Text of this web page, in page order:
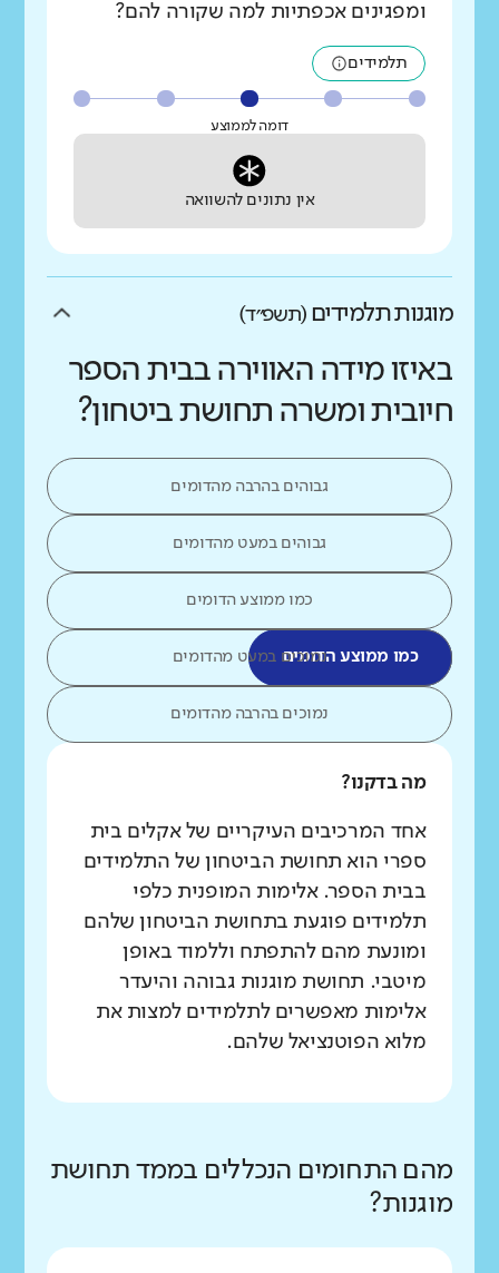
ומפגינים אכפתיות למה שקורה להם?
תלמידים
דומה לממוצע
אין נתונים להשוואה
מוגנות תלמידים (תשפ״ד)
באיזו מידה האווירה בבית הספר
חיובית ומשרה תחושת ביטחון?
גבוהים בהרבה מהדומים
גבוהים במעט מהדומים
כמו ממוצע הדומים
כמו ממוצע הדומיםנמוכים במעט מהדומים
נמוכים בהרבה מהדומים
מה בדקנו?
אחד המרכיבים העיקריים של אקלים בית
ספרי הוא תחושת הביטחון של התלמידים
בבית הספר. אלימות המופנית כלפי
תלמידים פוגעת בתחושת הביטחון שלהם
ומונעת מהם להתפתח וללמוד באופן
מיטבי. תחושת מוגנות גבוהה והיעדר
אלימות מאפשרים לתלמידים למצות את
מלוא הפוטנציאל שלהם.
מהם התחומים הנכללים בממד תחושת
מוגנות?